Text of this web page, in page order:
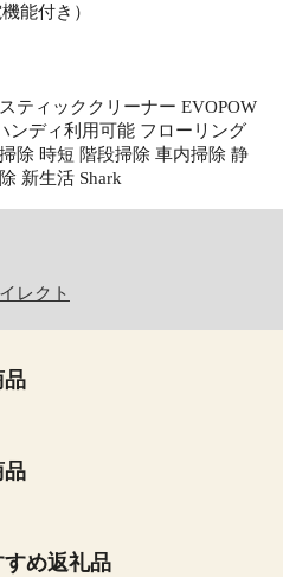
能付き）
ティッククリーナー EVOPOW
ンディ利用可能 フローリング
除 時短 階段掃除 車内掃除 静
新生活 Shark
レクト
品
品
め返礼品